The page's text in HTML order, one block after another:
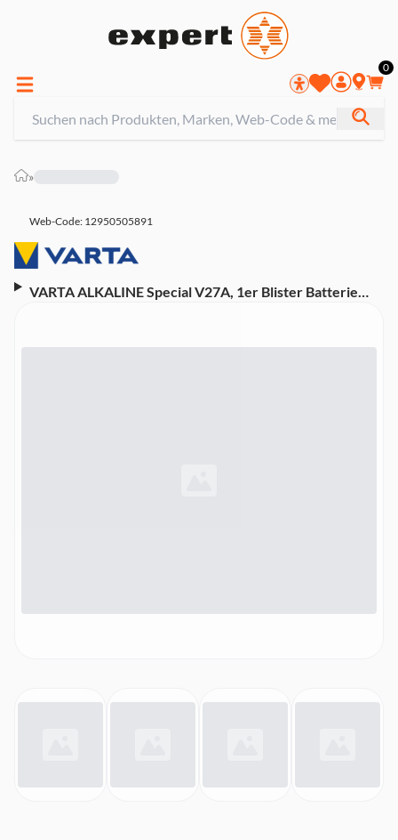
0
»
Web-Code: 12950505891
VARTA ALKALINE Special V27A, 1er Blister Batterie